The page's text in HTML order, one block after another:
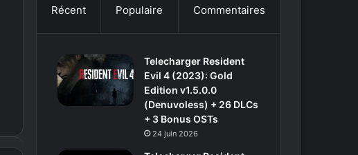
Récent Populaire Commentaires
Telecharger Resident
Evil 4 (2023): Gold
Edition v1.5.0.0
(Denuvoless) + 26 DLCs
+ 3 Bonus OSTs
24 juin 2026